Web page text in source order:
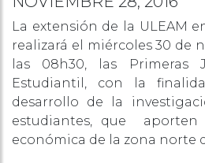
La extensión de la ULEAM
realizará el miércoles 30 de
las 08h30, las Primeras
Estudiantil, con la
desarrollo de la
estudiantes, que aporten
económica de la zona norte